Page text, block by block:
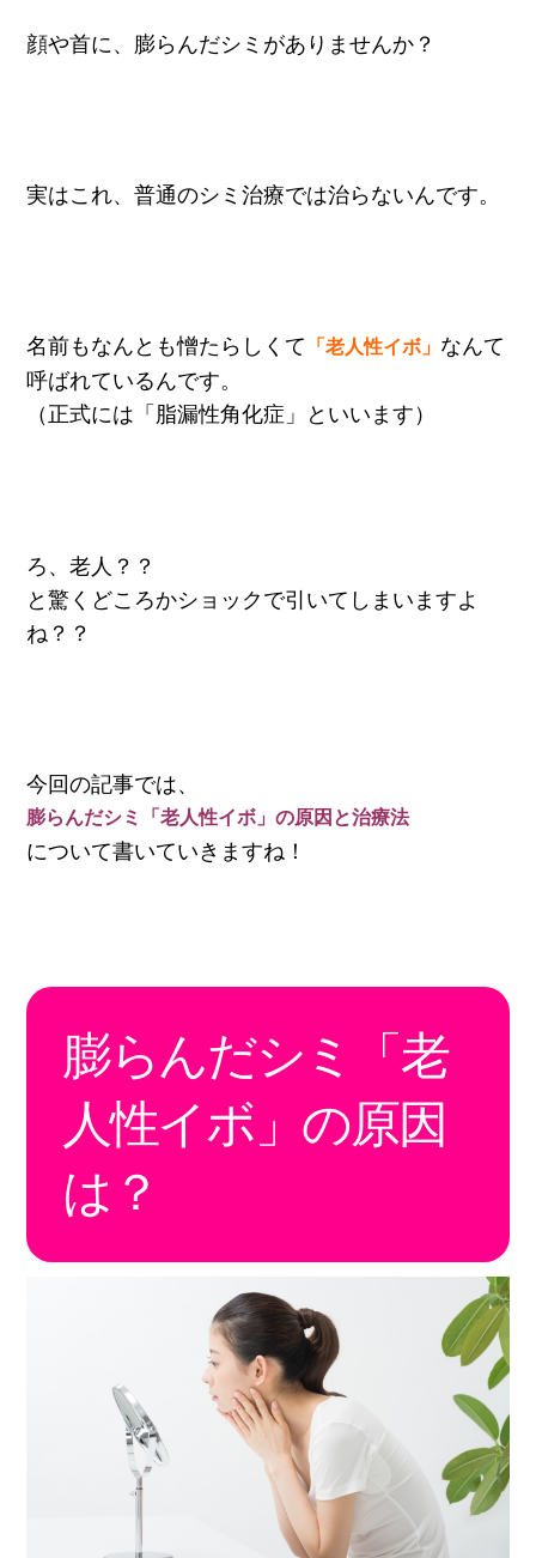
顔や首に、膨らんだシミがありませんか？
実はこれ、普通のシミ治療では治らないんです。
名前もなんとも憎たらしくて 「老人性イボ」 なんて
呼ばれているんです。
（正式には「脂漏性角化症」といいます）
ろ、老人？？
と驚くどころかショックで引いてしまいますよ
ね？？
今回の記事では、
膨らんだシミ「老人性イボ」の原因と治療法
について書いていきますね！
膨らんだシミ「老
人性イボ」の原因
は？